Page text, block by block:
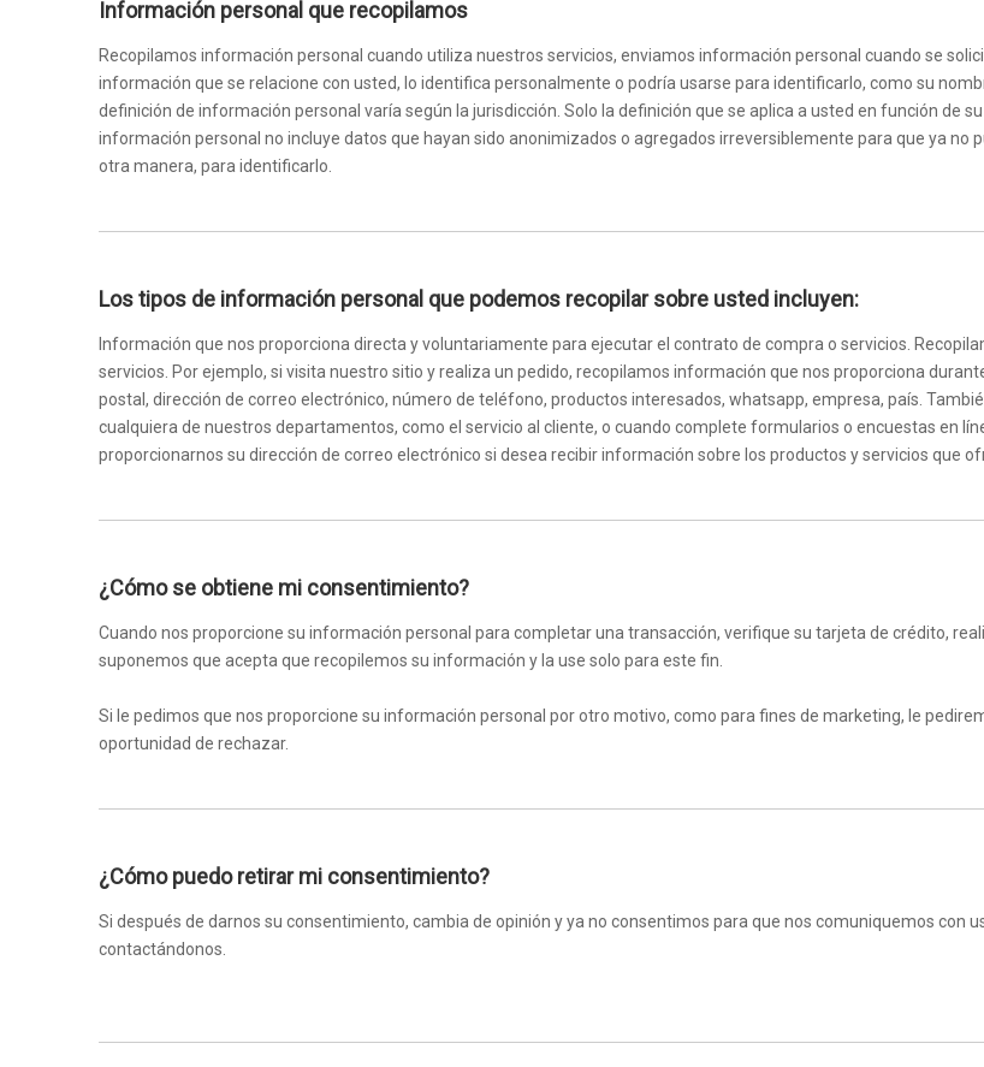
Información personal que recopilamos
Recopilamos información personal cuando utiliza nuestros servicios, enviamos información personal cuando se
información que se relacione con usted, lo identifica personalmente o podría usarse para identificarlo, como su
definición de información personal varía según la jurisdicción. Solo la definición que se aplica a usted en función de
información personal no incluye datos que hayan sido anonimizados o agregados irreversiblemente para que ya
otra manera, para identificarlo.
Los tipos de información personal que podemos recopilar sobre usted incluyen:
Información que nos proporciona directa y voluntariamente para ejecutar el contrato de compra o servicios.
servicios. Por ejemplo, si visita nuestro sitio y realiza un pedido, recopilamos información que nos proporciona
postal, dirección de correo electrónico, número de teléfono, productos interesados, whatsapp, empresa, país.
cualquiera de nuestros departamentos, como el servicio al cliente, o cuando complete formularios o encuestas en
proporcionarnos su dirección de correo electrónico si desea recibir información sobre los productos y servicios que
¿Cómo se obtiene mi consentimiento?
Cuando nos proporcione su información personal para completar una transacción, verifique su tarjeta de crédito,
suponemos que acepta que recopilemos su información y la use solo para este fin.
Si le pedimos que nos proporcione su información personal por otro motivo, como para fines de marketing, le
oportunidad de rechazar.
¿Cómo puedo retirar mi consentimiento?
Si después de darnos su consentimiento, cambia de opinión y ya no consentimos para que nos comuniquemos con
contactándonos.